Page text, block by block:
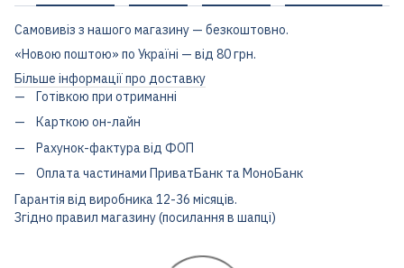
Самовивіз з нашого магазину — безкоштовно.
«Новою поштою» по Україні — від 80 грн.
Більше інформації про доставку
Готівкою при отриманні
Карткою он-лайн
Рахунок-фактура від ФОП
Оплата частинами ПриватБанк та МоноБанк
Гарантія від виробника 12-36 місяців.
Згідно правил магазину (посилання в шапці)